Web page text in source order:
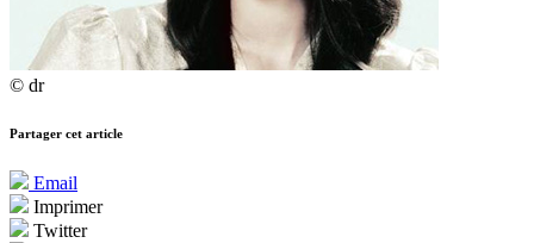
© dr
Partager cet article
Email
Imprimer
Twitter